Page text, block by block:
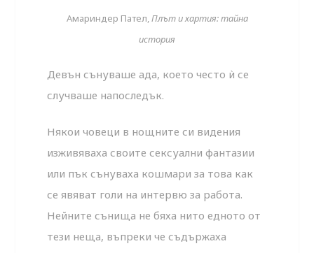
Амариндер Пател,Плът и хартия: тайна
история
Девън сънуваше ада, което често ѝ се
случваше напоследък.
Някои човеци в нощните си видения
изживяваха своите сексуални фантазии
или пък сънуваха кошмари за това как
се явяват голи на интервю за работа.
Нейните сънища не бяха нито едното от
тези неща, въпреки че съдържаха